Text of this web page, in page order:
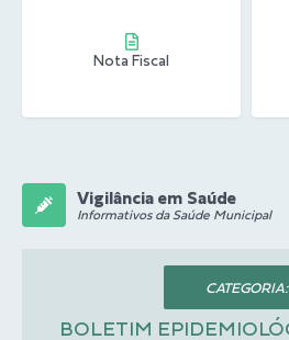
Nota Fiscal
Vigilância em Saúde
Informativos da Saúde Municipal
CATEGORIA: